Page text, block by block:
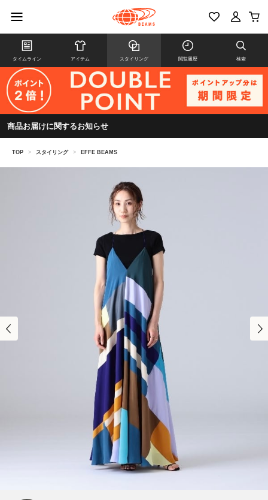
タイムライン アイテム スタイリング 閲覧履歴 検索
商品お届けに関するお知らせ
TOP > スタイリング > EFFE BEAMS